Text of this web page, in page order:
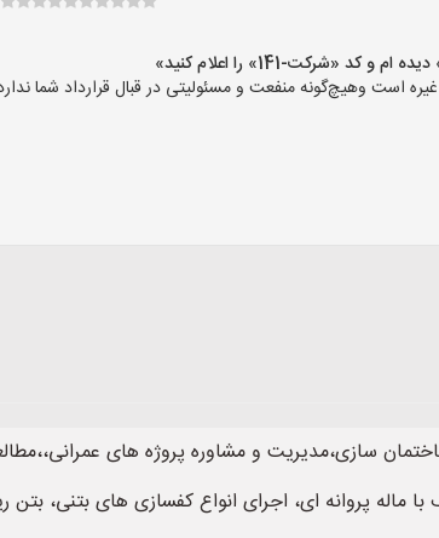
141» را اعلام کنید»
وهیچ‌گونه منفعت و مسئولیتی در قبال قرارداد شما
سازی،مدیریت و مشاوره پروژه های
پروانه ای، اجرای انواع کفسازی های بتنی،